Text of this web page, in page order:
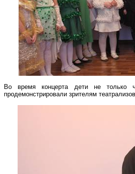
Во время концерта дети не только
продемонстрировали зрителям